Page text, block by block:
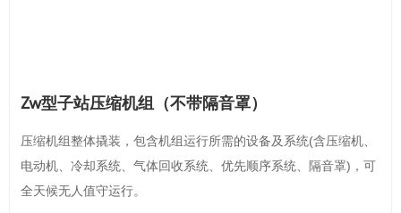
Zw型子站压缩机组（不带隔音罩）
压缩机组整体撬装，包含机组运行所需的设备及系统(含压缩机、
电动机、冷却系统、气体回收系统、优先顺序系统、隔音罩)，可
全天候无人值守运行。